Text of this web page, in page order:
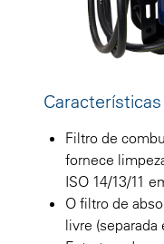
Características
Filtro de
fornece
ISO 14/13/11
O filtro de
livre